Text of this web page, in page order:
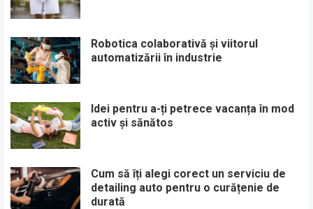
Robotica colaborativă și viitorul
automatizării în industrie
Idei pentru a-ți petrece vacanța în mod
activ și sănătos
Cum să îți alegi corect un serviciu de
detailing auto pentru o curățenie de
durată